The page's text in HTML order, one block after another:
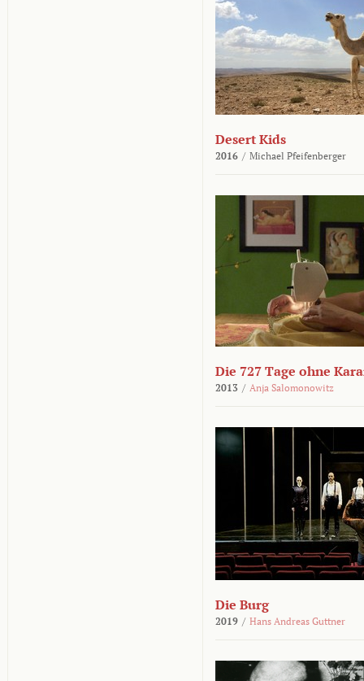
Desert Kids
2016 / Michael Pfeifenberger
Die 727 Tage ohne
2013 / Anja Salomonowitz
Die Burg
2019 / Hans Andreas Guttner